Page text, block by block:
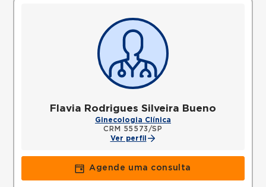
Flavia Rodrigues Silveira Bueno
Ginecologia Clínica
CRM 55573/SP
Ver perfil
Agende uma consulta